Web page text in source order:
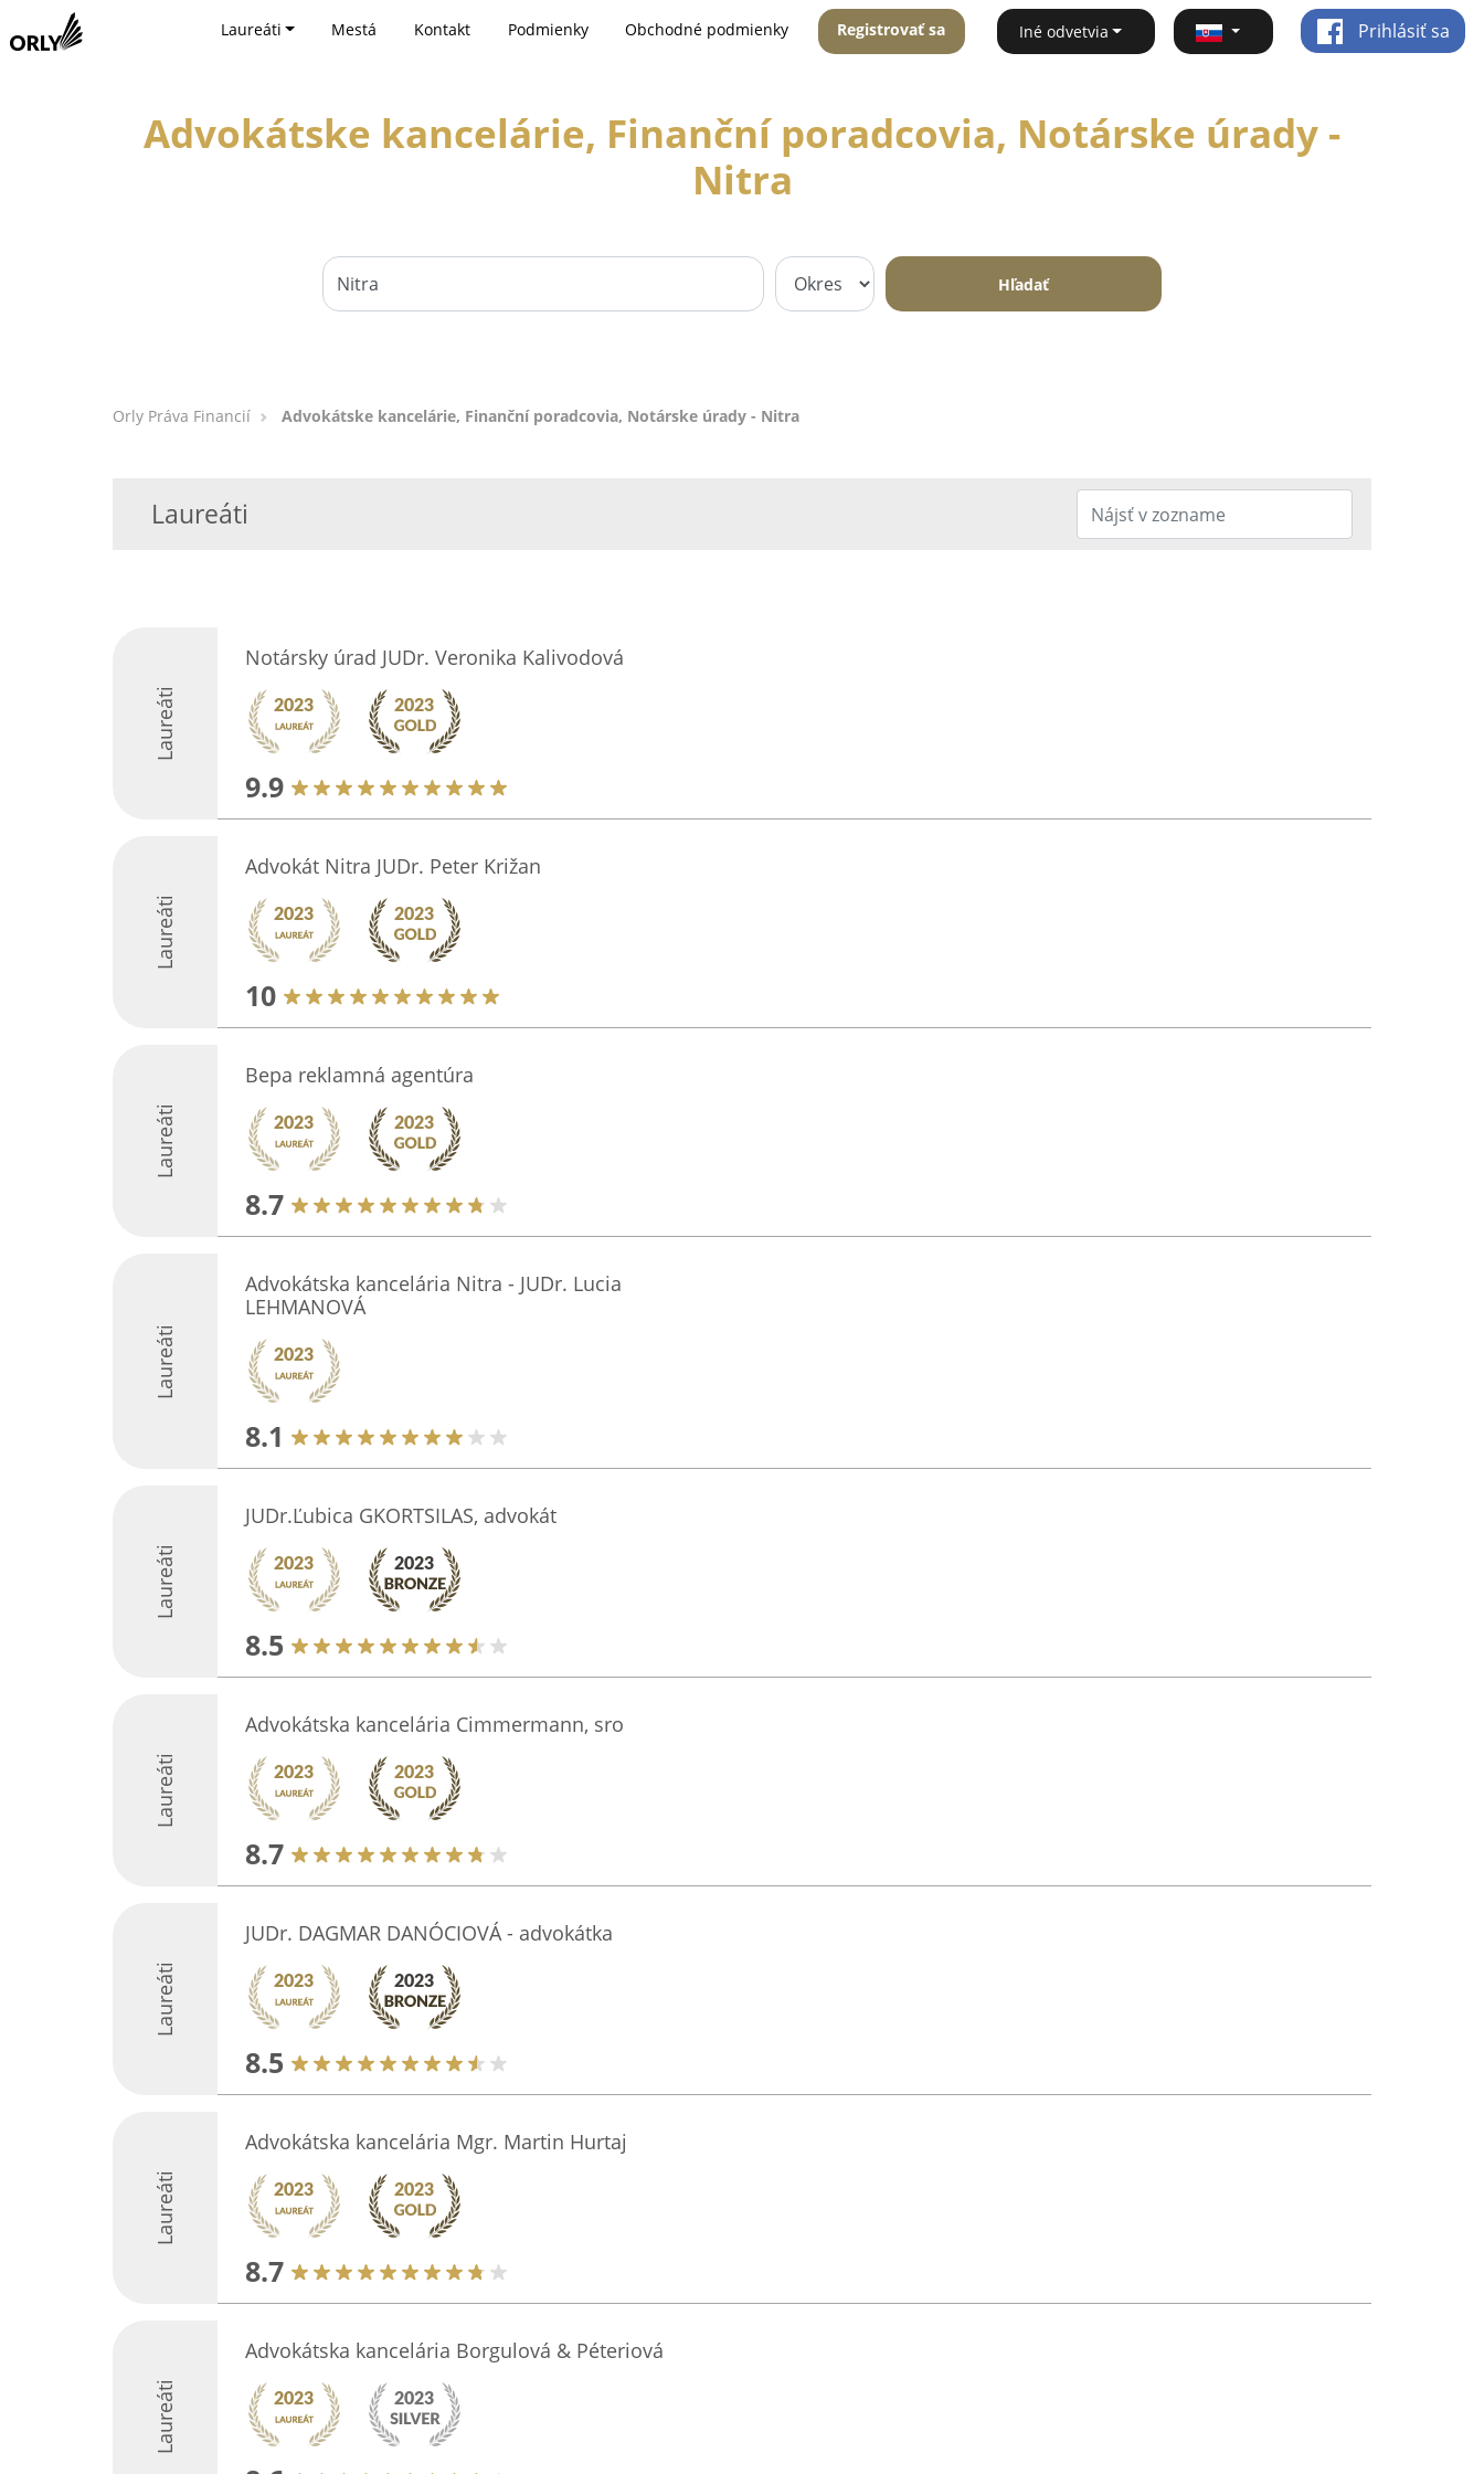
Laureáti Mestá Kontakt Podmienky Obchodné podmienky Registrovať sa Iné odvetvia Prihlásiť sa
Advokátske kancelárie, Finanční poradcovia, Notárske úrady -
Nitra
Hľadať
Orly Práva Financií Advokátske kancelárie, Finanční poradcovia, Notárske úrady - Nitra
Laureáti
Laureáti
Notársky úrad JUDr. Veronika Kalivodová
9.9
Laureáti
Advokát Nitra JUDr. Peter Križan
10
Laureáti
Bepa reklamná agentúra
8.7
Laureáti
Advokátska kancelária Nitra - JUDr. Lucia
LEHMANOVÁ
8.1
Laureáti
JUDr.Ľubica GKORTSILAS, advokát
8.5
Laureáti
Advokátska kancelária Cimmermann, sro
8.7
Laureáti
JUDr. DAGMAR DANÓCIOVÁ - advokátka
8.5
Laureáti
Advokátska kancelária Mgr. Martin Hurtaj
8.7
Laureáti
Advokátska kancelária Borgulová & Péteriová